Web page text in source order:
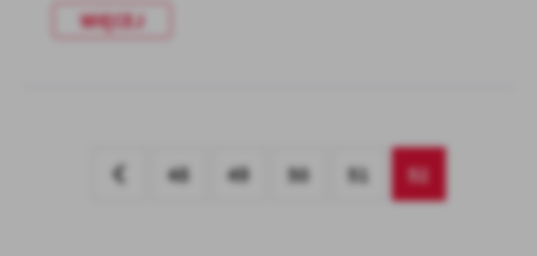
WIĘCEJ
48 49 50 51 52